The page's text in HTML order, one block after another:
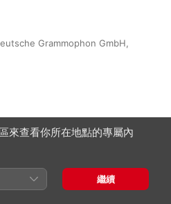
Grammophon GmbH,
One & Two, BWV
來查看你所在地點的專屬內
繼續